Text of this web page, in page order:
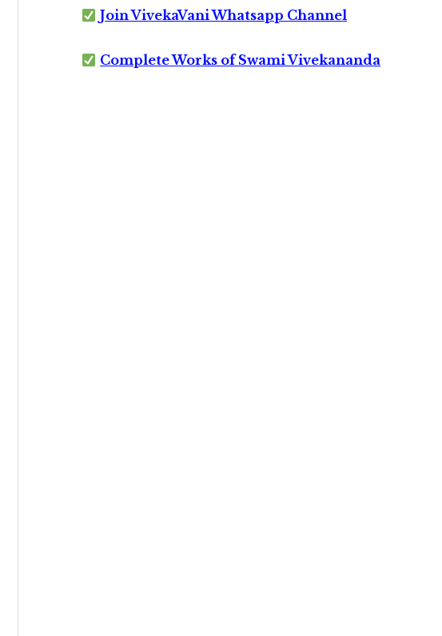
Join VivekaVani Whatsapp Channel
Complete Works of Swami Vivekananda